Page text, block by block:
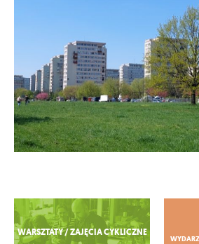
Zobacz więcej
WARSZTATY / ZAJĘCIA CYKLICZNE